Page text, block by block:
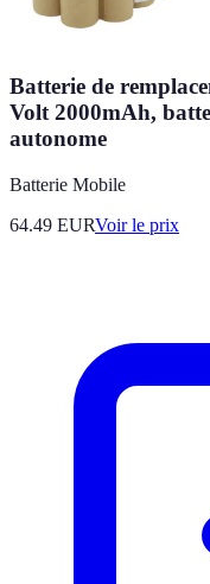
Batterie de
Volt 2000mAh,
autonome
Batterie Mobile
64.49 EURVoir le prix